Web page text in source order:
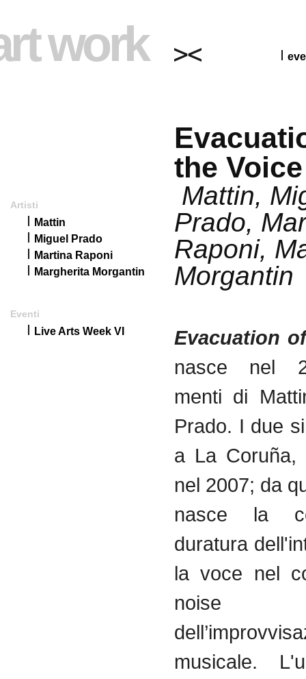
work
Artisti
Mattin
Miguel Prado
Martina Raponi
Margherita Morgantin
Eventi
Live Arts Week VI
the Voice
Mattin,
Prado,
Raponi,
Morgantin
Evacuation
nasce nel
menti di
Prado. I due
a La Coruña,
nel 2007; da
nasce la
duratura
la voce nel
musicale.